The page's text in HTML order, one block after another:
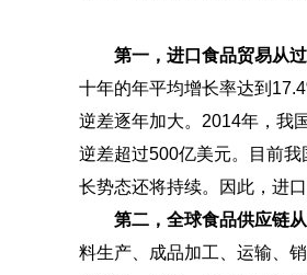
第一，进口食品贸易从过
十年的年平均增长率达到
逆差逐年加大。2014年，我
逆差超过500亿美元。目前我
长势态还将持续。因此，进
第二，全球食品供应链从
料生产、成品加工、运输、